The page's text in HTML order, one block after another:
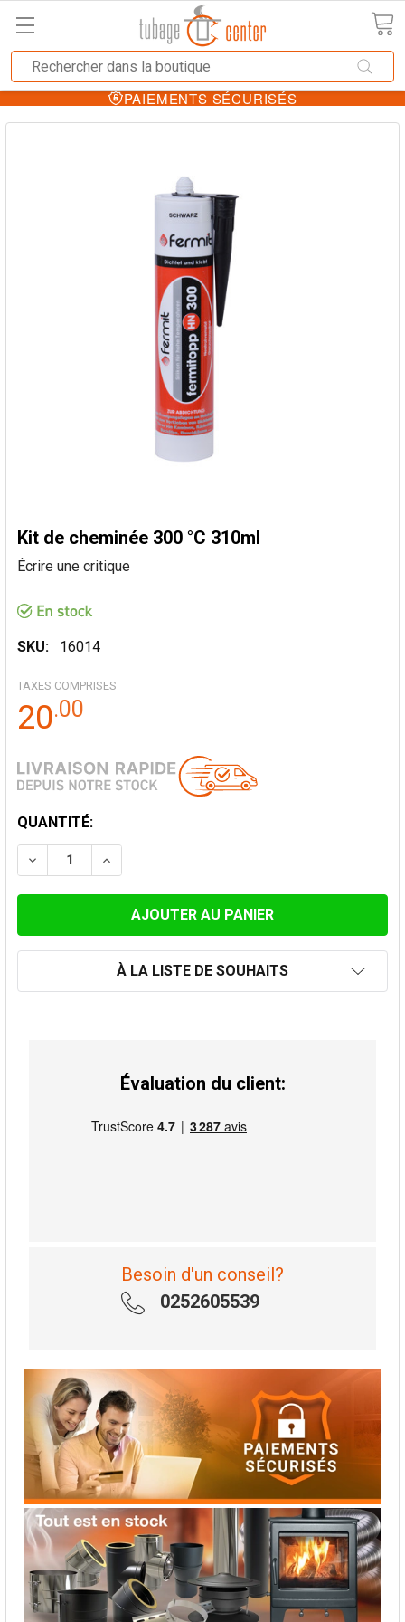
PAIEMENTS SÉCURISÉS
Kit de cheminée 300 °C 310ml
Écrire une critique
SKU: 16014
TAXES COMPRISES
20.00
STOCK
ACTUEL:
QUANTITÉ:
DIMINUER LA QUANTITÉ DE KIT DE CHEMINÉE 300 °C
AUGMENTER LA QUANTITÉ DE KIT DE
À LA LISTE DE SOUHAITS
Évaluation du client:
Besoin d'un conseil?
0252605539